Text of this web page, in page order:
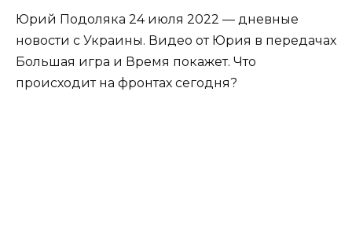
Юрий Подоляка 24 июля 2022 — дневные
новости с Украины. Видео от Юрия в передачах
Большая игра и Время покажет. Что
происходит на фронтах сегодня?